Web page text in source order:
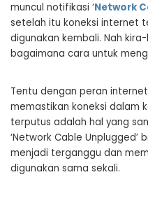
muncul notifikasi ‘Network
setelah itu koneksi internet
digunakan kembali. Nah
bagaimana cara untuk
Tentu dengan peran
memastikan koneksi dalam
terputus adalah hal yang
‘Network Cable
menjadi terganggu dan
digunakan sama sekali.